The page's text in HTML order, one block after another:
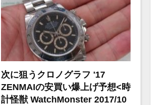
次に狙うクロノグラフ '17
ZENMAIの安買い爆上げ予想<時
計怪獣 WatchMonster 2017/10